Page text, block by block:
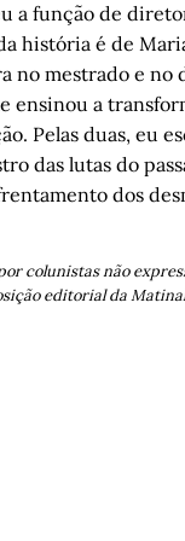
a função de
história é de
no mestrado e no
ensinou a
Pelas duas, eu
das lutas do
dos
colunistas não
editorial da